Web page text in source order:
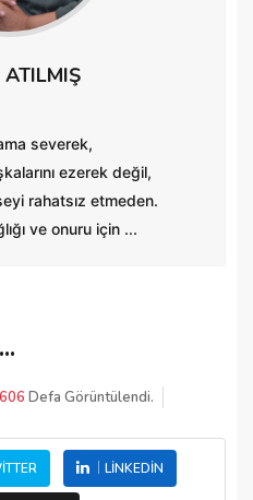
severek,
ezerek değil,
rahatsız etmeden.
ve onuru için ...
606 Defa Görüntülendi.
LINKEDIN